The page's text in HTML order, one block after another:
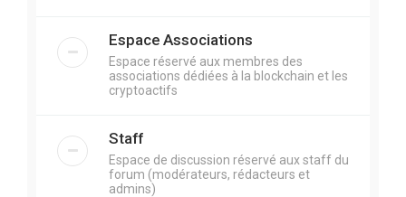
Espace Associations
Espace réservé aux membres des
associations dédiées à la blockchain et les
cryptoactifs
Staff
Espace de discussion réservé aux staff du
forum (modérateurs, rédacteurs et
admins)